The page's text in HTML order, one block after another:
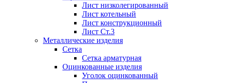
Лист низколегированный
Лист котельный
Лист конструкционный
Лист Ст.3
Металлические изделия
Сетка
Сетка арматурная
Оцинкованные изделия
Уголок оцинкованный